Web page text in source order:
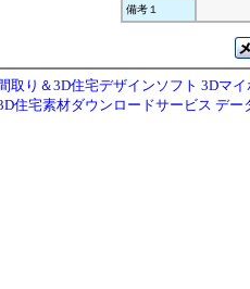
備考１
取り＆3D住宅デザインソフト 3Dマ
住宅素材ダウンロードサービス デー